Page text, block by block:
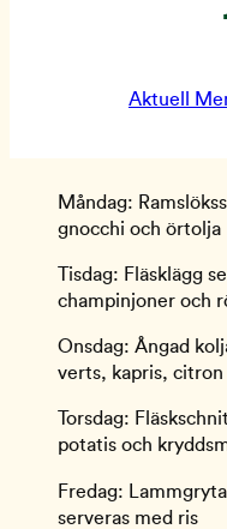
Aktuell
Måndag:
gnocchi och örtolja
Tisdag: Fläsklägg
champinjoner och
Onsdag: Ångad
verts, kapris,
Torsdag:
potatis och
Fredag:
serveras med ris